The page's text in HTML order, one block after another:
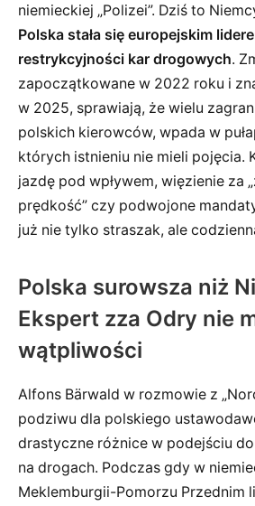
niemieckiej „Polizei”. Dziś to
Polska stała się europejskim
restrykcyjności kar drogowych.
zapoczątkowane w 2022 roku i
w 2025, sprawiają, że wielu
polskich kierowców, wpada w
których istnieniu nie mieli pojęcia.
jazdę pod wpływem, więzienie za
prędkość” czy podwojone
już nie tylko straszak, ale
Polska surowsza niż
Ekspert zza Odry nie
wątpliwości
Alfons Bärwald w rozmowie z
podziwu dla polskiego
drastyczne różnice w podejściu
na drogach. Podczas gdy w
Meklemburgii-Pomorzu Przednim